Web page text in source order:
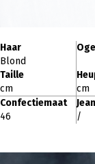
Haar
Blond
Taille
cm
cm
Confectiemaat
46
/